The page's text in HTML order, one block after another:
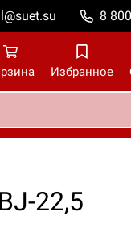
8
Избранное
22,5